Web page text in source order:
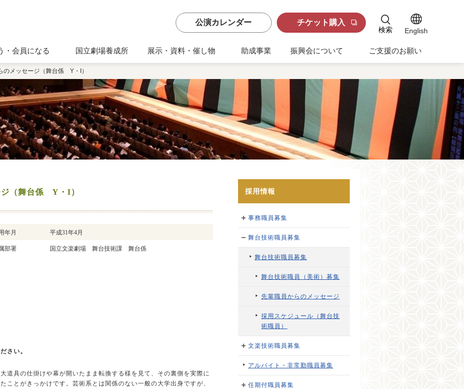
公演カレンダー チケット購入
検索 English
・会員になる 国立劇場養成所 展示・資料・催し物 助成事業 振興会について ご支援のお願い
のメッセージ（舞台係 Y・I）
ジ（舞台係 Y・I）
年月 平成31年4月
部署 国立文楽劇場 舞台技術課 舞台係
さい。
道具の仕掛けや幕が開いたまま転換する様を見て、その裏側を実際に
ことがきっかけです。芸術系とは関係のない一般の大学出身ですが、
採用情報
事務職員募集
舞台技術職員募集
舞台技術職員募集
舞台技術職員（美術）募集
先輩職員からのメッセージ
採用スケジュール（舞台技
術職員）
文楽技術職員募集
アルバイト・非常勤職員募集
任期付職員募集